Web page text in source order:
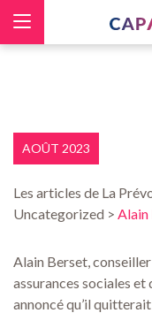
AOÛT 2023
Les articles de La
Uncategorized > Alain
Alain Berset,
assurances sociales
annoncé qu’il
Panneau de gestion